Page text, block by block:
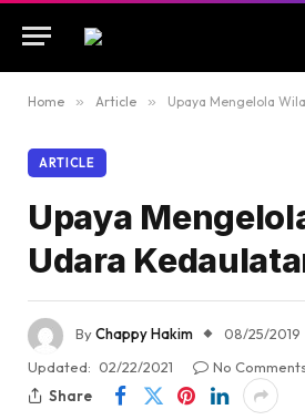
Home » Article » Upaya Mengelola
ARTICLE
Upaya
Udara
ByChappy Hakim
08/25/2019
Updated: 02/22/2021 No
Share